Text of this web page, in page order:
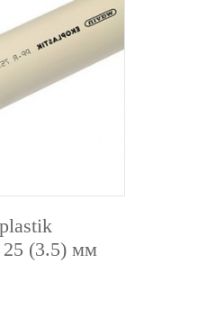
25 (3.5) мм